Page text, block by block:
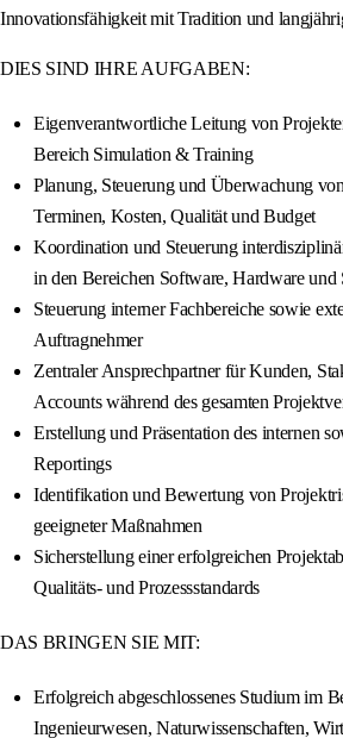
Innovationsfähigkeit mit Tradition und
DIES SIND IHRE AUFGABEN:
Eigenverantwortliche Leitung von
Bereich Simulation & Training
Planung, Steuerung und Überwachung
Terminen, Kosten, Qualität und Budget
Koordination und Steuerung
in den Bereichen Software, Hardware
Steuerung interner Fachbereiche sowie
Auftragnehmer
Zentraler Ansprechpartner für Kunden,
Accounts während des gesamten
Erstellung und Präsentation des internen
Reportings
Identifikation und Bewertung von
geeigneter Maßnahmen
Sicherstellung einer erfolgreichen
Qualitäts- und Prozessstandards
DAS BRINGEN SIE MIT:
Erfolgreich abgeschlossenes Studium im
Ingenieurwesen, Naturwissenschaften,